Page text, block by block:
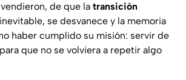
de que la transición
se desvanece y la memoria
haber cumplido su misión: servir de
que no se volviera a repetir algo